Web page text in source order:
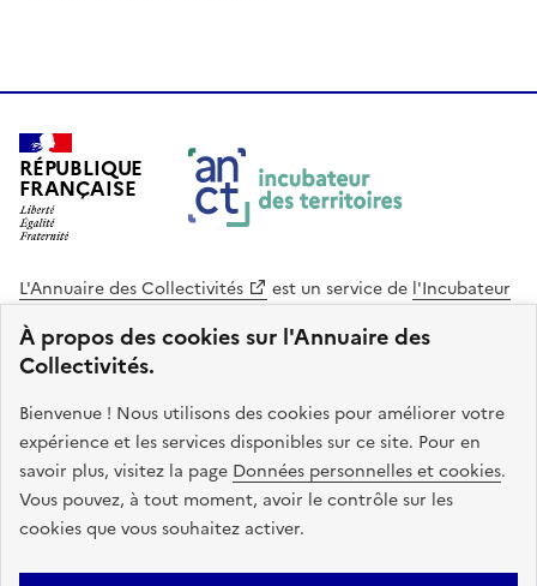
À propos des cookies sur l'Annuaire des
Collectivités.
Bienvenue ! Nous utilisons des cookies pour améliorer votre
expérience et les services disponibles sur ce site. Pour en
savoir plus, visitez la page Données personnelles et cookies.
Vous pouvez, à tout moment, avoir le contrôle sur les
cookies que vous souhaitez activer.
RÉPUBLIQUE
FRANÇAISE
L'Annuaire des Collectivités est un service de l'Incubateur
Cohésion des Territoires
. Le code source de ce site web
est disponible en licence libre. Le design de ce site est conçu
avec le système de design de l’État.
legifrance.gouv.fr
info.gouv.fr
service-public.gouv.fr
data.gouv.fr
Plan du site Accessibilite : non conforme Mentions légales